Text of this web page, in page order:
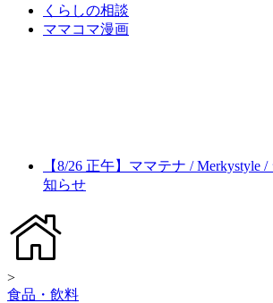
くらしの相談
ママコマ漫画
【8/26 正午】ママテナ / Merkystyle
知らせ
>
食品・飲料